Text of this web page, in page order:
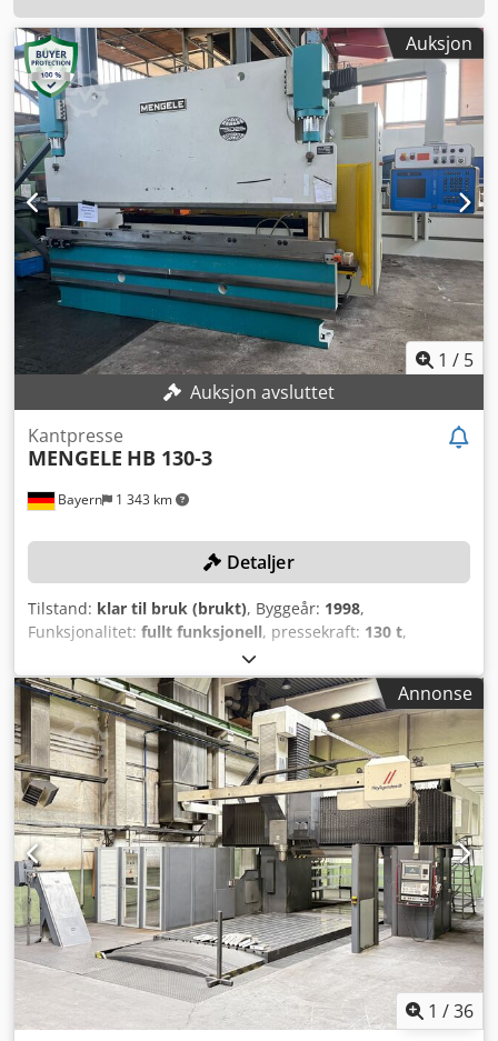
Auksjon
1 / 5
Auksjon avsluttet
Bayern 1 343 km
Kantpresse
MENGELE HB 130-3
Detaljer
Tilstand: klar til bruk (brukt), Byggeår: 1998,
Funksjonalitet: fullt funksjonell, pressekraft: 130 t,
, kontrollermodell:
mellom stativer:3 050 mm, arbeidslengde:3 550 mm,
TEKNISKE DETALJER Crsdpjzk E Aiofx Aktof Trykk: 130 tonn
Bøyelengde: 3 550 mm Avstand mellom søyler: 3 050 mm
Slaglengde: 250 mm MASKINDETALJER Styresystem:
Cybelec Dimensjoner og vekt Plassbehov: 4 000 x 2 000 x 3
000 mm Maskinvekt: 11 600 kg
Annonse
1 /36